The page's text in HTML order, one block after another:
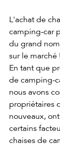
L'achat de
camping-car
du grand
sur le marché !
En tant que
de camping-
nous avons
propriétaires
nouveaux,
certains
chaises de